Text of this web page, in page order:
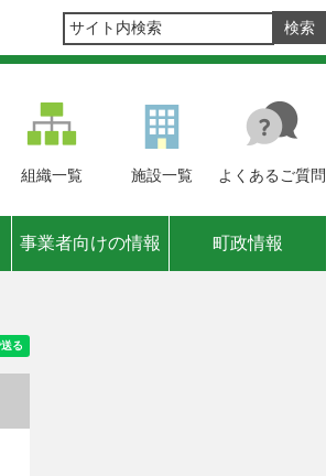
組織一覧 施設一覧 よくある ご質問
事業者向けの情報 町政情報